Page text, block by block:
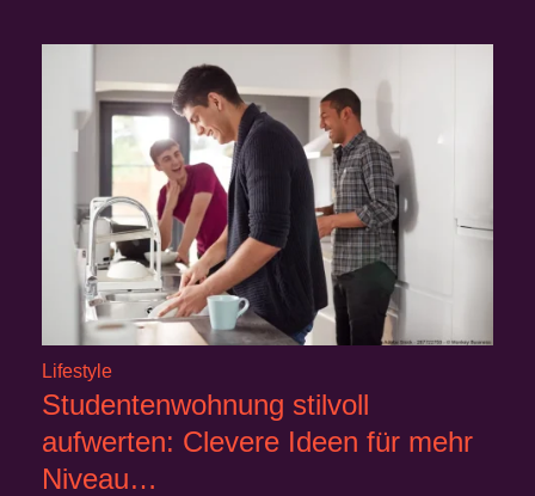
Lifestyle
Studentenwohnung stilvoll
aufwerten: Clevere Ideen für mehr
Niveau…